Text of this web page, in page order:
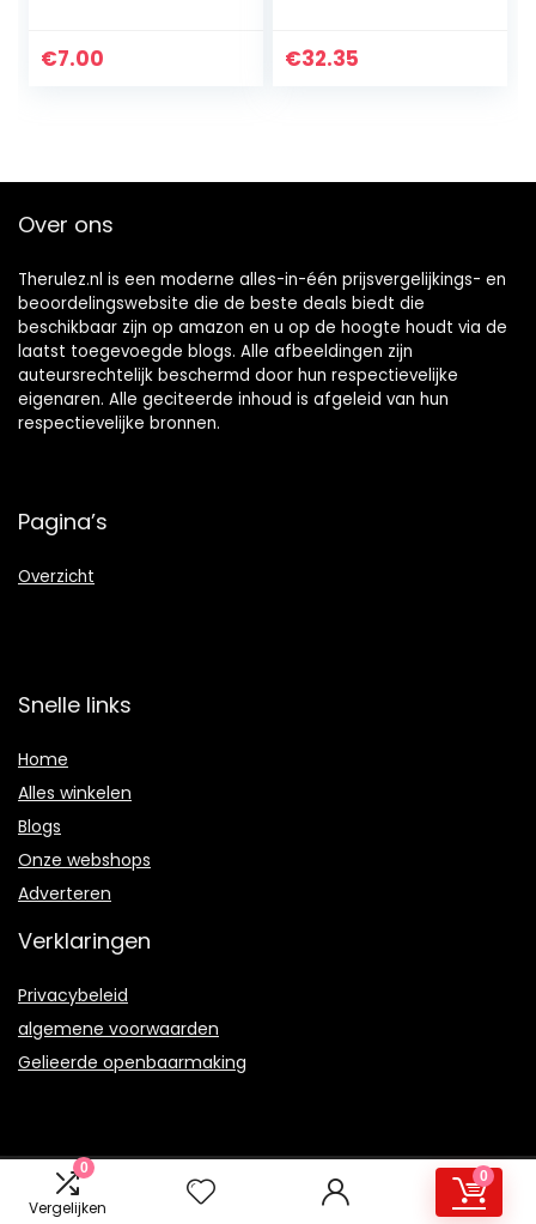
0
Vergelijken
0
Wrap Draagbare
€7.00 €32.35
Over ons
Therulez.nl is een moderne alles-in-één prijsvergelijkings- en
beoordelingswebsite die de beste deals biedt die
beschikbaar zijn op amazon en u op de hoogte houdt via de
laatst toegevoegde blogs. Alle afbeeldingen zijn
auteursrechtelijk beschermd door hun respectievelijke
eigenaren. Alle geciteerde inhoud is afgeleid van hun
respectievelijke bronnen.
Pagina’s
Overzicht
Snelle links
Home
Alles winkelen
Blogs
Onze webshops
Adverteren
Verklaringen
Privacybeleid
algemene voorwaarden
Gelieerde openbaarmaking
2021 © Therulez.nl Alle rechten voorbehouden